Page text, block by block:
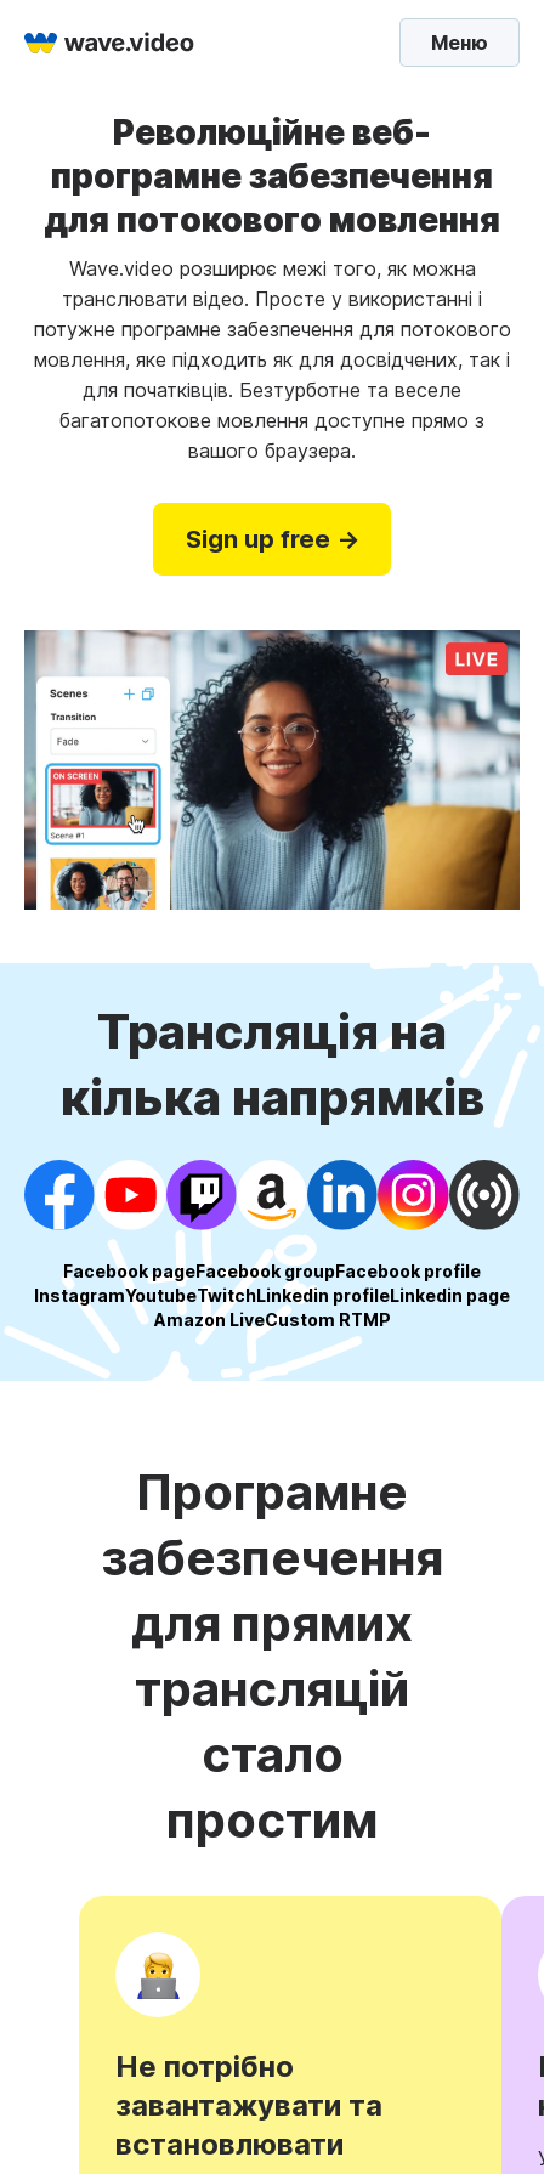
Меню
Революційне веб-
програмне забезпечення
для потокового мовлення
Wave.video розширює межі того, як можна
транслювати відео. Просте у використанні і
потужне програмне забезпечення для потокового
мовлення, яке підходить як для досвідчених, так і
для початківців. Безтурботне та веселе
багатопотокове мовлення доступне прямо з
вашого браузера.
Sign up free →
Трансляція на
кілька напрямків
Facebook pageFacebook groupFacebook profile
InstagramYoutubeTwitchLinkedin profileLinkedin page
Amazon LiveCustom RTMP
Програмне
забезпечення
для прямих
трансляцій
стало
простим
Не потрібно
завантажувати та
встановлювати